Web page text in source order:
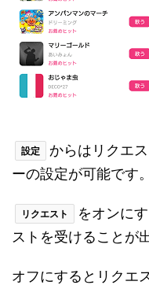
設定
からはリクエ
ーの設定が可能です。
リクエスト
をオンに
ストを受けることが
オフにするとリクエ